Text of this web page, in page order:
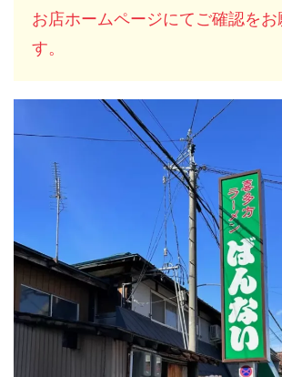
お店ホームページにてご確認をお
す。